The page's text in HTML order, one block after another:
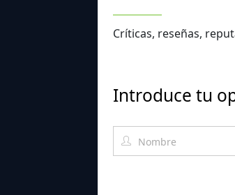
Críticas, reseñas,
Introduce tu